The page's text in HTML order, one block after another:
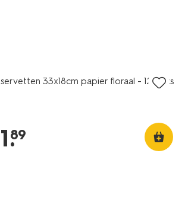
servetten 33x18cm papier floraal - 12 stuks
1.
89